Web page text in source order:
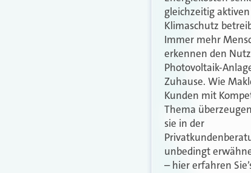
gleichzeitig aktiven
Klimaschutz
Immer mehr
erkennen den
Photovoltaik-
Zuhause. Wie
Kunden mit
Thema
sie in der
unbedingt
– hier erfahren